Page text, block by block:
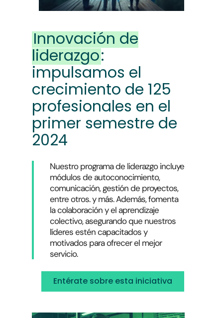
Innovación de
liderazgo:
impulsamos el
crecimiento de 125
profesionales en el
primer semestre de
2024
Nuestro programa de liderazgo incluye
módulos de autoconocimiento,
comunicación, gestión de proyectos,
entre otros. y más. Además, fomenta
la colaboración y el aprendizaje
colectivo, asegurando que nuestros
líderes estén capacitados y
motivados para ofrecer el mejor
servicio.
Entérate sobre esta iniciativa